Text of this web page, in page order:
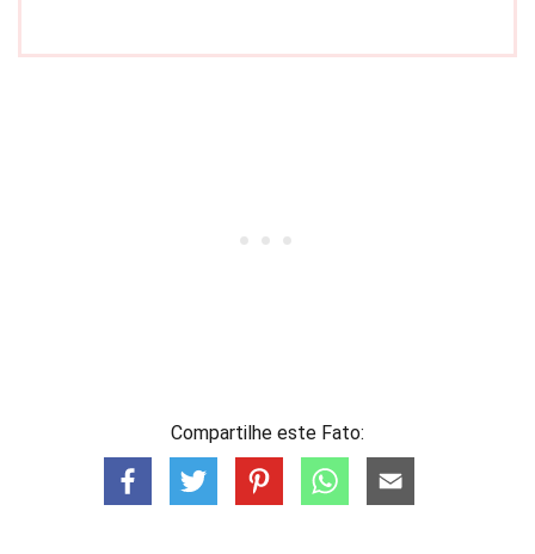
Compartilhe este Fato: